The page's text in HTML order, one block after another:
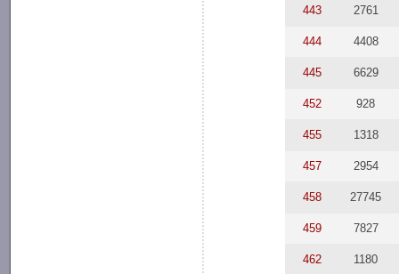
443 2761
444 4408
445 6629
452 928
455 1318
457 2954
458 27745
459 7827
462 1180